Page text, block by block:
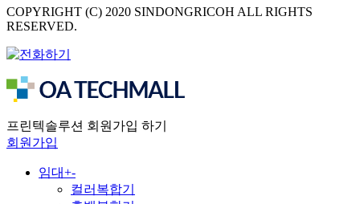
COPYRIGHT (C) 2020 SINDONGRICOH ALL RIGHTS
RESERVED.
프린텍솔루션 회원가입 하기
회원가입
임대+-
컬러복합기